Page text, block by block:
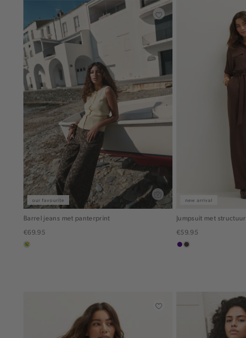
our favourite
Barrel jeans met panterprint
€69.95
meerkleurig
new arrival
Jumpsuit met structuur
€59.95
indigochoco